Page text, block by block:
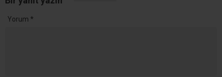
Yorum *